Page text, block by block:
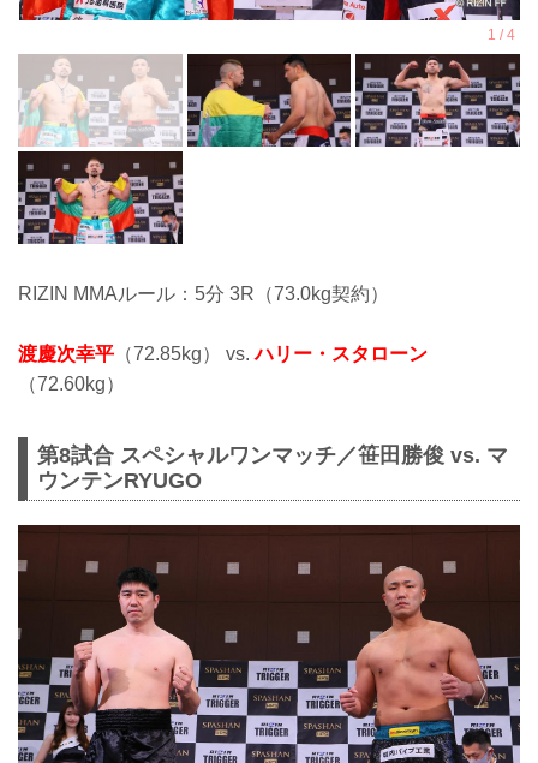
RIZIN MMAルール：5分 3R（73.0kg契約）
渡慶次幸平 （72.85kg） vs.ハリー・スタローン
（72.60kg）
第8試合 スペシャルワンマッチ／笹田勝俊 vs. マ
ウンテンRYUGO